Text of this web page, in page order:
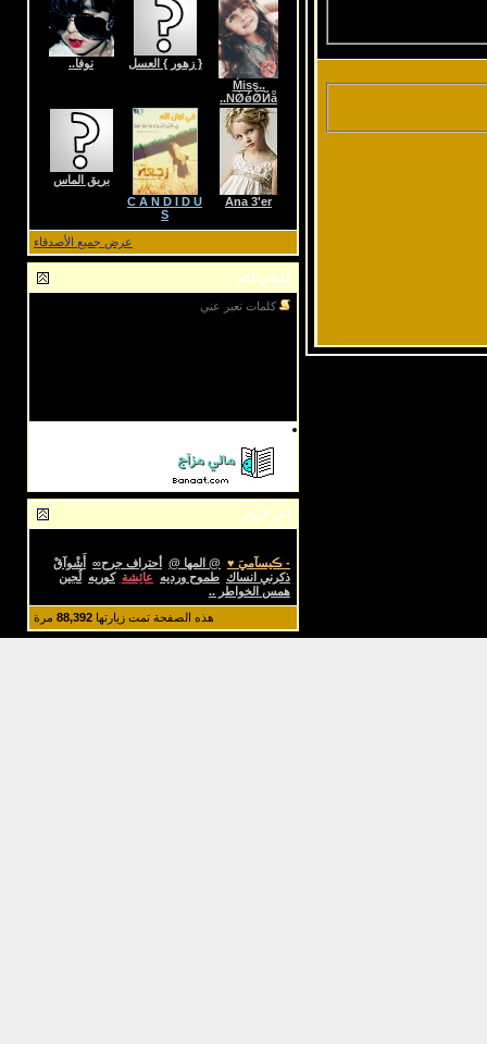
..Ṁisş
NǾǿǾЙẵ..
{ زهور } العسل نوفا..
Ana 3'er
C A N D I D U
S
بريق الماس
عرض جميع الأصدقاء
كلماتي لكم
كلمات تعبر عني
آخر الزوار
- ڪيسآميَ ♥ @ المها @ أحتراف جرح∞ أَشْوآقْ
ذكرني انساك طموح ورديه عائِشة كوريه لُجين
همس الخواطر ..
هذه الصفحة تمت زيارتها 88,392 مرة